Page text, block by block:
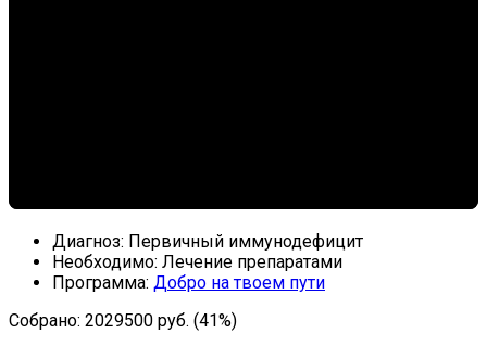
Диагноз: Первичный иммунодефицит
Необходимо: Лечение препаратами
Программа: Добро на твоем пути
Собрано: 2029500 руб. (41%)